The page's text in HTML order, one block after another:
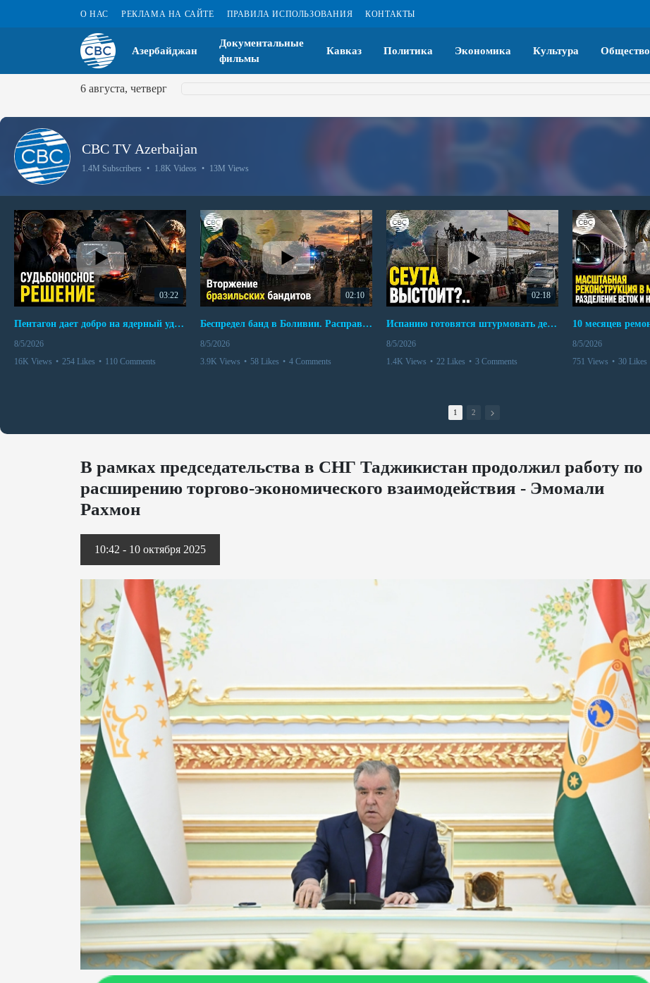
О НАС РЕКЛАМА НА САЙТЕ ПРАВИЛА ИСПОЛЬЗОВАНИЯ КОНТАКТЫ
Азербайджан
Документальные
фильмы
Кавказ Политика Экономика Культура Общество
6 августа, четверг
CBC TV Azerbaijan
1.4M Subscribers • 1.8K Videos • 13M Views
03:22
Пентагон дает добро на ядерный удар по противникам США
8/5/2026
16K Views • 254 Likes • 110 Comments
02:10
Беспредел банд в Боливии. Расправы над наркоторговцами
8/5/2026
3.9K Views • 58 Likes • 4 Comments
02:18
Испанию готовятся штурмовать десятки тысяч марокканцев
8/5/2026
1.4K Views • 22 Likes • 3 Comments
8/5/2026
751 Views • 30 Likes
1 2
В рамках председательства в СНГ Таджикистан продолжил работу по
расширению торгово-экономического взаимодействия - Эмомали
Рахмон
10:42 - 10 октября 2025